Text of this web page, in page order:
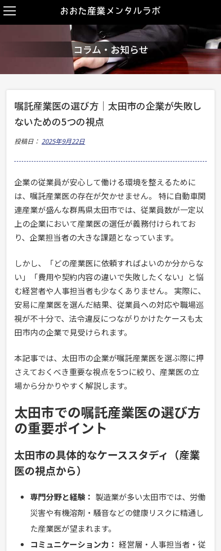
コラム・お知らせ
嘱託産業医の選び方｜太田市の企業が失敗し
ないための5つの視点
投稿日：2025年9月22日
企業の従業員が安心して働ける環境を整えるために
は、嘱託産業医の存在が欠かせません。 特に自動車関
連産業が盛んな群馬県太田市では、従業員数が一定以
上の企業において産業医の選任が義務付けられてお
り、企業担当者の大きな課題となっています。
しかし、「どの産業医に依頼すればよいのか分からな
い」「費用や契約内容の違いで失敗したくない」と悩
む経営者や人事担当者も少なくありません。 実際に、
安易に産業医を選んだ結果、従業員への対応や職場巡
視が不十分で、法令違反につながりかけたケースも太
田市内の企業で見受けられます。
本記事では、太田市の企業が嘱託産業医を選ぶ際に押
さえておくべき重要な視点を5つに絞り、産業医の立
場から分かりやすく解説します。
太田市での嘱託産業医の選び方
の重要ポイント
太田市の具体的なケーススタディ（産業
医の視点から）
専門分野と経験： 製造業が多い太田市では、労働
災害や有機溶剤・騒音などの健康リスクに精通し
た産業医が望まれます。
コミュニケーション力： 経営層・人事担当者・従